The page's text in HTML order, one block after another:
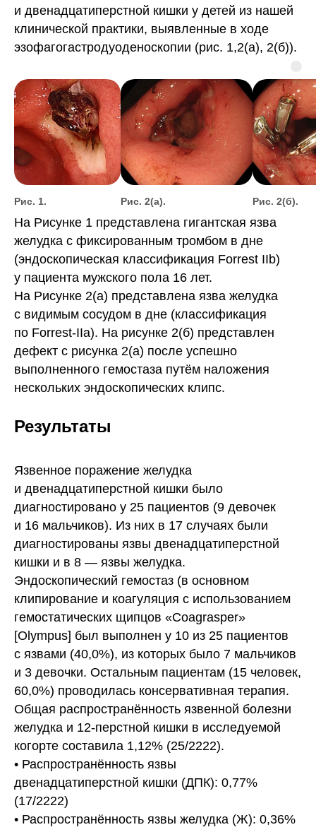
и двенадцатиперстной кишки у детей из нашей
клинической практики, выявленные в ходе
эзофагогастродуоденоскопии (рис. 1,2(а), 2(б)).
Рис. 1. Рис. 2(а). Рис. 2(б).
На Рисунке 1 представлена гигантская язва
желудка с фиксированным тромбом в дне
(эндоскопическая классификация Forrest IIb)
у пациента мужского пола 16 лет.
На Рисунке 2(а) представлена язва желудка
с видимым сосудом в дне (классификация
по Forrest-IIa). На рисунке 2(б) представлен
дефект с рисунка 2(а) после успешно
выполненного гемостаза путём наложения
нескольких эндоскопических клипс.
Результаты
Язвенное поражение желудка
и двенадцатиперстной кишки было
диагностировано у 25 пациентов (9 девочек
и 16 мальчиков). Из них в 17 случаях были
диагностированы язвы двенадцатиперстной
кишки и в 8 — язвы желудка.
Эндоскопический гемостаз (в основном
клипирование и коагуляция с использованием
гемостатических щипцов «Coagrasper»
[Olympus] был выполнен у 10 из 25 пациентов
с язвами (40,0%), из которых было 7 мальчиков
и 3 девочки. Остальным пациентам (15 человек,
60,0%) проводилась консервативная терапия.
Общая распространённость язвенной болезни
желудка и 12-перстной кишки в исследуемой
когорте составила 1,12% (25/2222).
• Распространённость язвы
двенадцатиперстной кишки (ДПК): 0,77%
(17/2222)
• Распространённость язвы желудка (Ж): 0,36%